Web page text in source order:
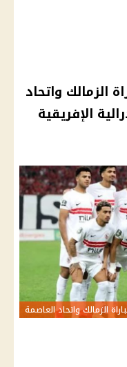
الزمالك واتحاد
الإفريقية
الزمالك واتحاد العاصمة